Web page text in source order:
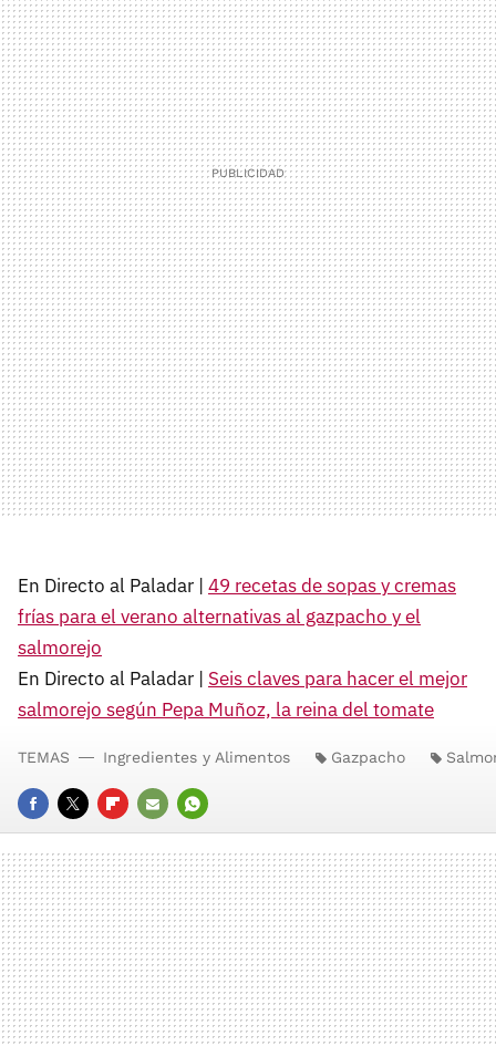
En Directo al Paladar | 49 recetas de sopas y cremas
frías para el verano alternativas al gazpacho y el
salmorejo
En Directo al Paladar | Seis claves para hacer el mejor
salmorejo según Pepa Muñoz, la reina del tomate
FACEBOOK
TWITTERFLIPBOARD
E-
MAIL
WHATSAPP
TEMAS Ingredientes y Alimentos Gazpacho